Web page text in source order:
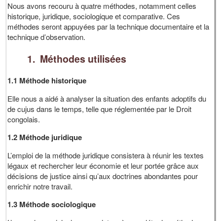
Nous avons recouru à quatre méthodes, notamment celles
historique, juridique, sociologique et comparative. Ces
méthodes seront appuyées par la technique documentaire et la
technique d’observation.
1. Méthodes utilisées
1.1 Méthode historique
Elle nous a aidé à analyser la situation des enfants adoptifs du
de cujus dans le temps, telle que réglementée par le Droit
congolais.
1.2 Méthode juridique
L’emploi de la méthode juridique consistera à réunir les textes
légaux et rechercher leur économie et leur portée grâce aux
décisions de justice ainsi qu’aux doctrines abondantes pour
enrichir notre travail.
1.3 Méthode sociologique